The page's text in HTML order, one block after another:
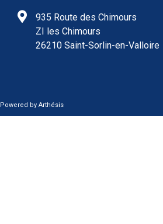
935 Route des Chimours
ZI les Chimours
26210 Saint-Sorlin-en-Valloire
Powered by Arthésis